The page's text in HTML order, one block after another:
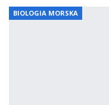
BIOLOGIA MORSKA